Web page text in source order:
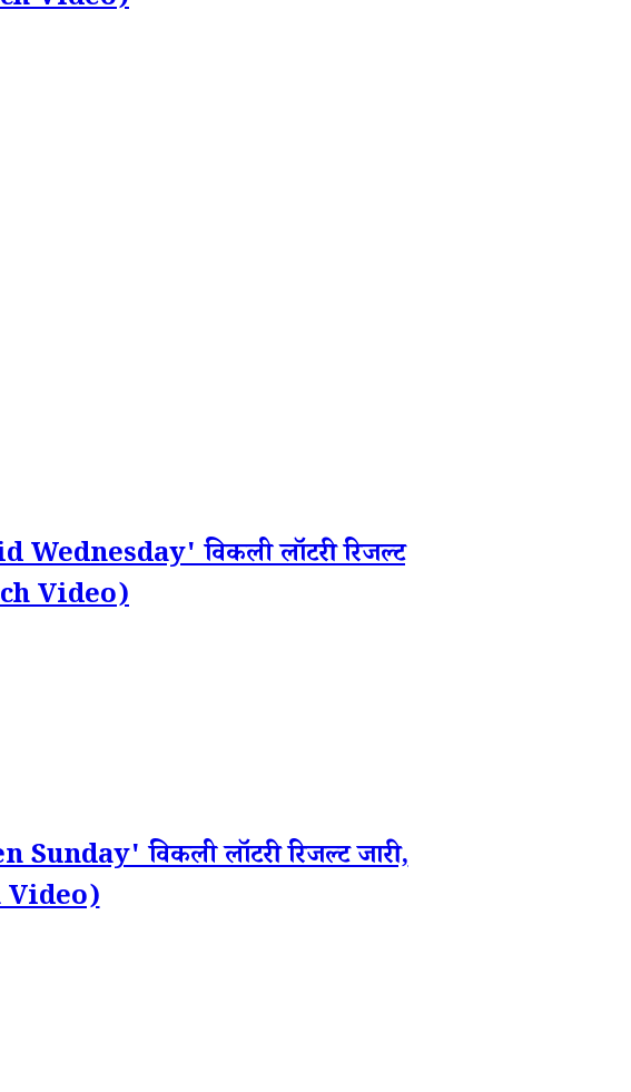
विकली लॉटरी रिजल्ट
Video)
विकली लॉटरी रिजल्ट जारी,
Video)